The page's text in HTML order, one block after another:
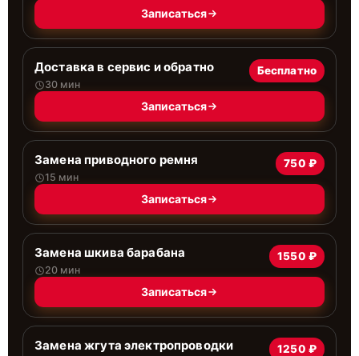
Записаться
Доставка в сервис и обратно
30 мин
Бесплатно
Записаться
Замена приводного ремня
15 мин
750 ₽
Записаться
Замена шкива барабана
20 мин
1550 ₽
Записаться
Замена жгута электропроводки 1250 ₽